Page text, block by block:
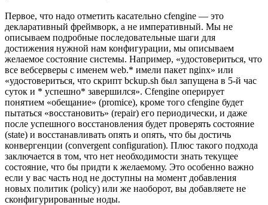
Первое, что надо отметить касательно cfengine — это
декларативный фреймворк, а не императивный. Мы не
описываем подробные последовательные шаги для
достижения нужной нам конфигурации, мы описываем
желаемое состояние системы. Например, «удостовериться, что
все вебсерверы с именем web.* имели пакет nginx» или
«удостовериться, что скрипт bckup.sh был запущена в 5-й час
суток и * успешно* завершился». Cfengine оперирует
понятием «обещание» (promice), кроме того cfengine будет
пытаться «восстановить» (repair) его периодически, и даже
после успешного восстановления будет проверять состояние
(state) и восстанавливать опять и опять, что бы достичь
конвергенции (convergent configuration). Плюс такого подхода
заключается в том, что нет необходимости знать текущее
состояние, что бы придти к желаемому. Это особенно важно
если у вас часть нод не доступны на момент добавления
новых политик (policy) или же наоборот, вы добавляете не
сконфигурированные ноды.